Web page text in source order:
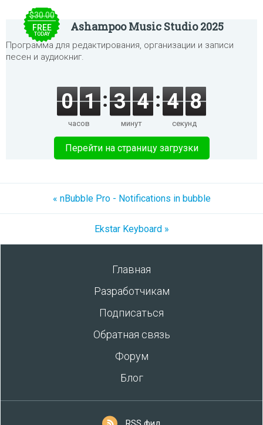
$30.00
FREE
TODAY
Ashampoo Music Studio 2025
Программа для редактирования, организации и записи
песен и аудиокниг.
0 1
часов
3 4
минут
4 8
секунд
Перейти на страницу загрузки
« nBubble Pro - Notifications in bubble
Ekstar Keyboard »
Главная
Разработчикам
Подписаться
Обратная связь
Форум
Блог